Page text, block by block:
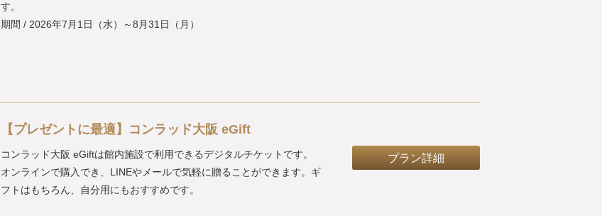
す。
期間 / 2026年7月1日（水）～8月31日（月）
【プレゼントに最適】コンラッド大阪 eGift
コンラッド大阪 eGiftは館内施設で利用できるデジタルチケットです。
オンラインで購入でき、LINEやメールで気軽に贈ることができます。ギ
フトはもちろん、自分用にもおすすめです。
プラン詳細